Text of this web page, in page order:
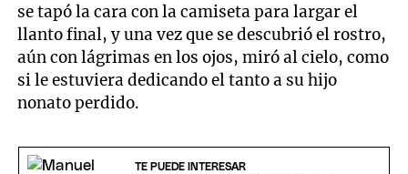
se tapó la cara con la camiseta para largar el
llanto final, y una vez que se descubrió el rostro,
aún con lágrimas en los ojos, miró al cielo, como
si le estuviera dedicando el tanto a su hijo
nonato perdido.
TE PUEDE INTERESAR